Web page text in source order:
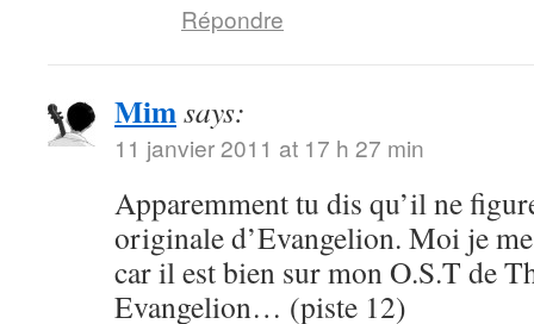
Répondre
Mimsays:
11 janvier 2011 at 17 h 27 min
Apparemment tu dis qu’il ne
originale d’Evangelion. Moi je
car il est bien sur mon O.S.T de
Evangelion… (piste 12)